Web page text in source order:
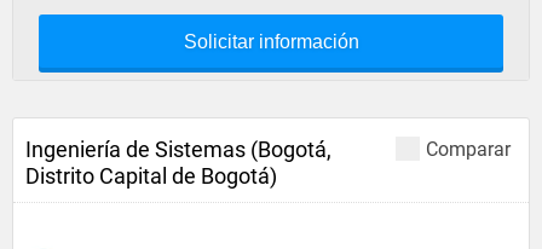
Solicitar información
Comparar
Ingeniería de Sistemas (Bogotá,
Distrito Capital de Bogotá)